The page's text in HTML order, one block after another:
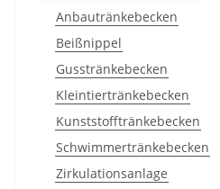
Anbautränkebecken
Beißnippel
Gusstränkebecken
Kleintiertränkebecken
Kunststofftränkebecken
Schwimmertränkebecken
Zirkulationsanlage